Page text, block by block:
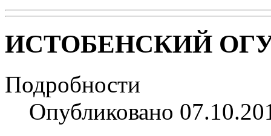
ИСТОБЕНСКИЙ
Подробности
Опубликовано